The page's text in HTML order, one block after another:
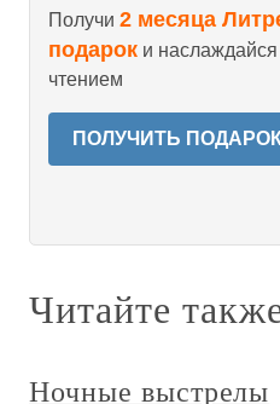
Получи 2 месяца
подарок и
чтением
ПОЛУЧИТЬ
Читайте
Ночные выстрелы